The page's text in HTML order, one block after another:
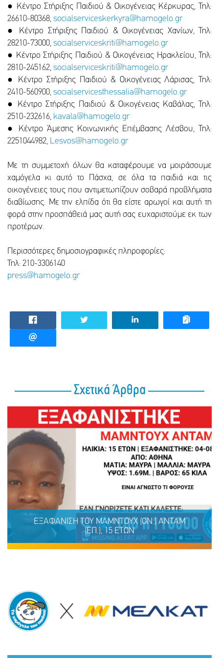
● Κέντρο Στήριξης Παιδιού & Οικογένειας Κέρκυρας, Τηλ:
26610-80368, socialserviceskerkyra@hamogelo.gr
● Κέντρο Στήριξης Παιδιού & Οικογένειας Χανίων, Τηλ:
28210-73000, socialserviceskriti@hamogelo.gr
● Κέντρο Στήριξης Παιδιού & Οικογένειας Ηρακλείου, Τηλ:
2810-245162, socialserviceskriti@hamogelo.gr
● Κέντρο Στήριξης Παιδιού & Οικογένειας Λάρισας, Τηλ:
2410-560900, socialservicesthessalia@hamogelo.gr
● Κέντρο Στήριξης Παιδιού & Οικογένειας Καβάλας, Τηλ:
2510-232616, kavala@hamogelo.gr
● Κέντρο Άμεσης Κοινωνικής Επέμβασης Λέσβου, Τηλ:
2251044982, Lesvos@hamogelo.gr
Με τη συμμετοχή όλων θα καταφέρουμε να μοιράσουμε
χαμόγελα κι αυτό το Πάσχα, σε όλα τα παιδιά και τις
οικογένειες τους που αντιμετωπίζουν σοβαρά προβλήματα
διαβίωσης. Με την ελπίδα ότι θα είστε αρωγοί και αυτή τη
φορά στην προσπάθειά μας αυτή σας ευχαριστούμε εκ των
προτέρων.
Περισσότερες δημοσιογραφικές πληροφορίες:
Τηλ: 210-3306140
press@hamogelo.gr
Σχετικά Άρθρα
ΕΞΑΦΑΝΙΣΗ TOY ΜΑΜΝΤΟΥΧ (ΟΝ.) ΑΝΤΑΜ
(ΕΠ.), 15 ΕΤΩΝ